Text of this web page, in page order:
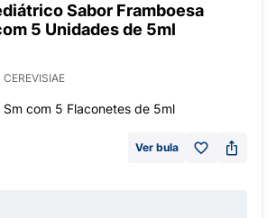
Sabor Framboesa
5 Unidades de 5ml
com 5 Flaconetes de 5ml
Ver bula